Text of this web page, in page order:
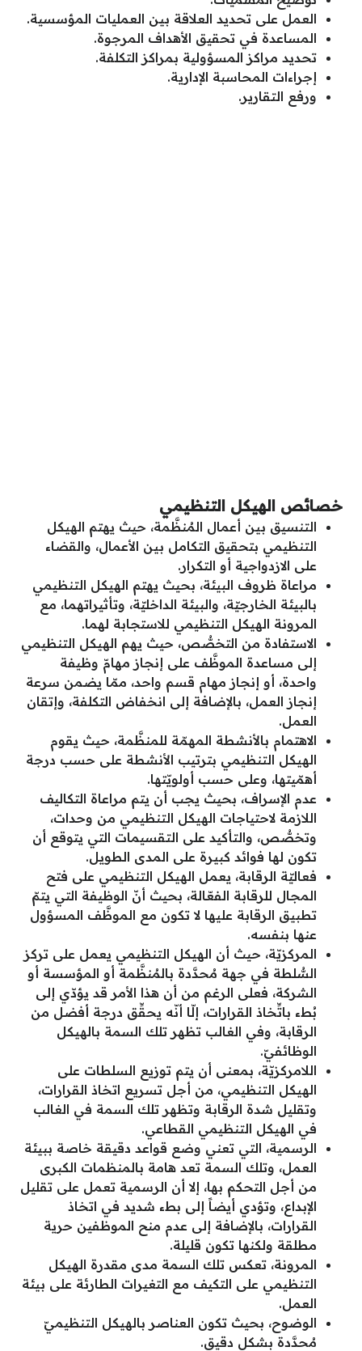
العمل على تحديد العلاقة بين العمليات المؤسسية.
المساعدة في تحقيق الأهداف المرجوة.
تحديد مراكز المسؤولية بمراكز التكلفة.
إجراءات المحاسبة الإدارية.
ورفع التقارير.
خصائص الهيكل التنظيمي
التنسيق بين أعمال المُنظَّمة، حيث يهتم الهيكل
التنظيمي بتحقيق التكامل بين الأعمال، والقضاء
على الازدواجية أو التكرار.
مراعاة ظروف البيئة، بحيث يهتم الهيكل التنظيمي
بالبيئة الخارجيّة، والبيئة الداخليّة، وتأثيراتهما، مع
المرونة الهيكل التنظيمي للاستجابة لهما.
الاستفادة من التخصُّص، حيث يهم الهيكل التنظيمي
إلى مساعدة الموظَّف على إنجاز مهامّ وظيفة
واحدة، أو إنجاز مهام قسم واحد، ممّا يضمن سرعة
إنجاز العمل، بالإضافة إلى انخفاض التكلفة، وإتقان
العمل.
الاهتمام بالأنشطة المهمّة للمنظَّمة، حيث يقوم
الهيكل التنظيمي بترتيب الأنشطة على حسب درجة
أهمّيتها، وعلى حسب أولويّتها.
عدم الإسراف، بحيث يجب أن يتم مراعاة التكاليف
اللازمة لاحتياجات الهيكل التنظيمي من وحدات،
وتخصُّص، والتأكيد على التقسيمات التي يتوقع أن
تكون لها فوائد كبيرة على المدى الطويل.
فعاليّة الرقابة، يعمل الهيكل التنظيمي على فتح
المجال للرقابة الفعّالة، بحيث أنّ الوظيفة التي يتمّ
تطبيق الرقابة عليها لا تكون مع الموظَّف المسؤول
عنها بنفسه.
المركزيّة، حيث أن الهيكل التنظيمي يعمل على تركز
السُّلطة في جهة مُحدَّدة بالمُنظَّمة أو المؤسسة أو
الشركة، فعلى الرغم من أن هذا الأمر قد يؤدّي إلى
بُطء باتِّخاذ القرارات، إلّا أنّه يحقِّق درجة أفضل من
الرقابة، وفي الغالب تظهر تلك السمة بالهيكل
الوظائفيّ.
اللامركزيّة، بمعنى أن يتم توزيع السلطات على
الهيكل التنظيمي، من أجل تسريع اتخاذ القرارات،
وتقليل شدة الرقابة وتظهر تلك السمة في الغالب
في الهيكل التنظيمي القطاعي.
الرسمية، التي تعني وضع قواعد دقيقة خاصة ببيئة
العمل، وتلك السمة تعد هامة بالمنظمات الكبرى
من أجل التحكم بها، إلا أن الرسمية تعمل على تقليل
الإبداع، وتؤدي أيضاً إلى بطء شديد في اتخاذ
القرارات، بالإضافة إلى عدم منح الموظفين حرية
مطلقة ولكنها تكون قليلة.
المرونة، تعكس تلك السمة مدى مقدرة الهيكل
التنظيمي على التكيف مع التغيرات الطارئة على بيئة
العمل.
الوضوح، بحيث تكون العناصر بالهيكل التنظيميّ
مُحدَّدة بشكل دقيق.